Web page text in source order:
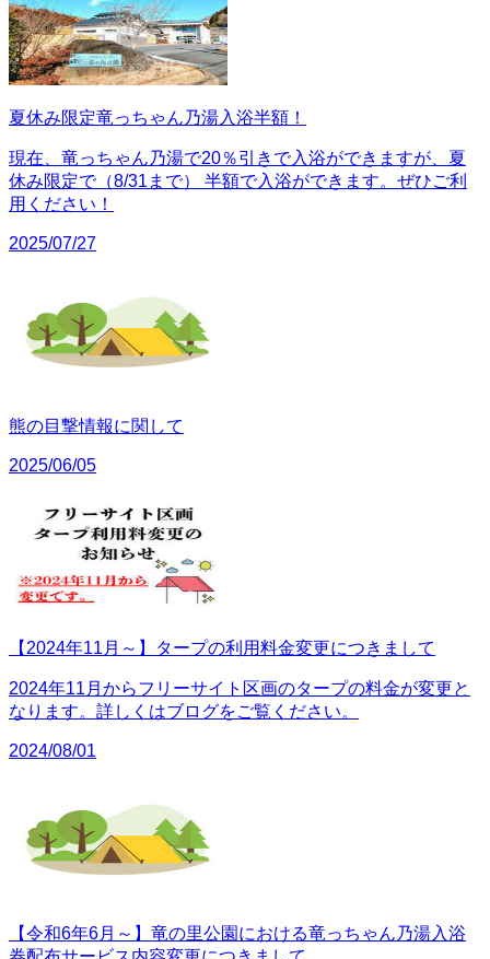
夏休み限定竜っちゃん乃湯入浴半額！
現在、竜っちゃん乃湯で20％引きで入浴ができますが、夏
休み限定で（8/31まで） 半額で入浴ができます。ぜひご利
用ください！
2025/07/27
熊の目撃情報に関して
2025/06/05
【2024年11月～】タープの利用料金変更につきまして
2024年11月からフリーサイト区画のタープの料金が変更と
なります。詳しくはブログをご覧ください。
2024/08/01
【令和6年6月～】竜の里公園における竜っちゃん乃湯入浴